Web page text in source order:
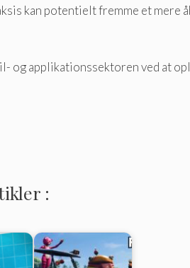
kan potentielt fremme et mere
og applikationssektoren ved at
: